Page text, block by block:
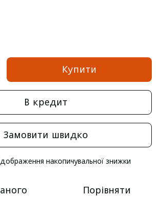
Купити
В кредит
Замовити швидко
накопичувальної знижки
Порівняти